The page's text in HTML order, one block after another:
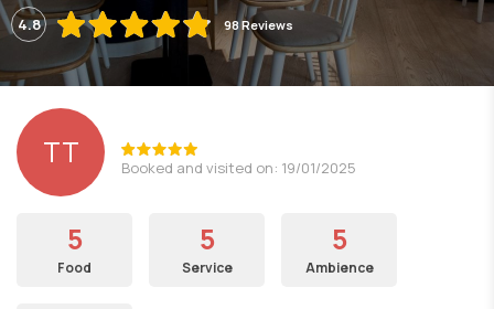
4.8 98 Reviews
TT Booked and visited on: 19/01/2025
5
Food
5
Service
5
Ambience